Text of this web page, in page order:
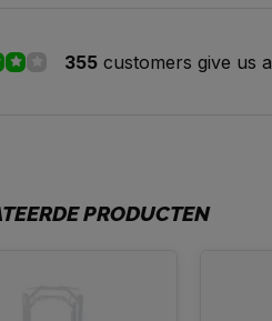
355 customers give us a
PRODUCTEN